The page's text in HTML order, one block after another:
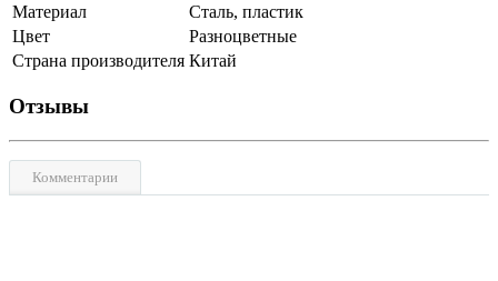
Материал
Сталь, пластик
Цвет
Разноцветные
Страна производителя Китай
Отзывы
Комментарии